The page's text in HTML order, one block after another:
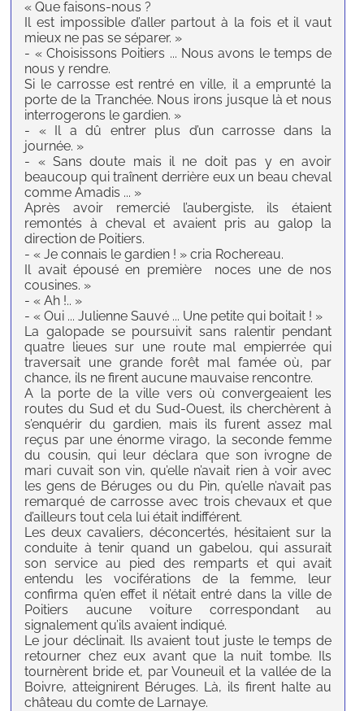
« Que faisons-nous ?
Il est impossible d’aller partout à la fois et il vaut
mieux ne pas se séparer. »
- « Choisissons Poitiers ... Nous avons le temps de
nous y rendre.
Si le carrosse est rentré en ville, il a emprunté la
porte de la Tranchée. Nous irons jusque là et nous
interrogerons le gardien. »
- « Il a dû entrer plus d’un carrosse dans la
journée. »
- « Sans doute mais il ne doit pas y en avoir
beaucoup qui traînent derrière eux un beau cheval
comme Amadis ... »
Après avoir remercié l’aubergiste, ils étaient
remontés à cheval et avaient pris au galop la
direction de Poitiers.
- « Je connais le gardien ! » cria Rochereau.
Il avait épousé en première noces une de nos
cousines. »
- « Ah !.. »
- « Oui ... Julienne Sauvé ... Une petite qui boitait ! »
La galopade se poursuivit sans ralentir pendant
quatre lieues sur une route mal empierrée qui
traversait une grande forêt mal famée où, par
chance, ils ne firent aucune mauvaise rencontre.
A la porte de la ville vers où convergeaient les
routes du Sud et du Sud-Ouest, ils cherchèrent à
s’enquérir du gardien, mais ils furent assez mal
reçus par une énorme virago, la seconde femme
du cousin, qui leur déclara que son ivrogne de
mari cuvait son vin, qu’elle n’avait rien à voir avec
les gens de Béruges ou du Pin, qu’elle n’avait pas
remarqué de carrosse avec trois chevaux et que
d’ailleurs tout cela lui était indifférent.
Les deux cavaliers, déconcertés, hésitaient sur la
conduite à tenir quand un gabelou, qui assurait
son service au pied des remparts et qui avait
entendu les vociférations de la femme, leur
confirma qu’en effet il n’était entré dans la ville de
Poitiers aucune voiture correspondant au
signalement qu’ils avaient indiqué.
Le jour déclinait. Ils avaient tout juste le temps de
retourner chez eux avant que la nuit tombe. Ils
tournèrent bride et, par Vouneuil et la vallée de la
Boivre, atteignirent Béruges. Là, ils firent halte au
château du comte de Larnaye.